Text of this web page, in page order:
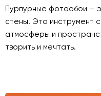
Пурпурные фотообои —
стены. Это инструмент
атмосферы и
творить и мечтать.